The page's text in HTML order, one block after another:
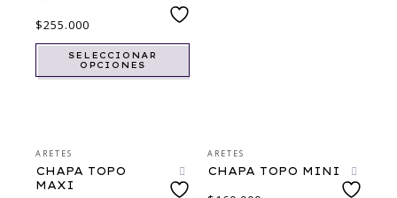
$255.000
SELECCIONAR
OPCIONES
ARETES
CHAPA TOPO
MAXI
ARETES
CHAPA TOPO MINI